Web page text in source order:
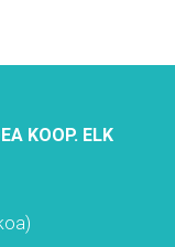
KOOP. ELK